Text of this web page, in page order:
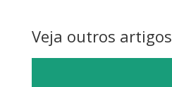
Veja outros artigos